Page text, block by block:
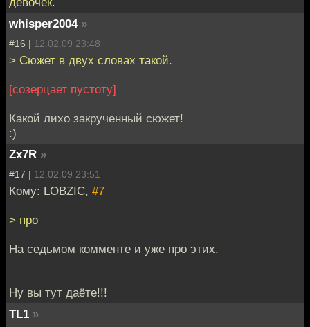
whisper2004 »
#16 | 12.02.09 23:48
> Сюжет в двух словах такой.
[созерцает пустоту]
Какой лихо закрученный сюжет!
:)
Zx7R »
#17 | 12.02.09 23:51
Кому: LOBZIC, #7
> про
На седьмом комменте и уже про этих.
Ну вы тут даёте!!!
TL1 »